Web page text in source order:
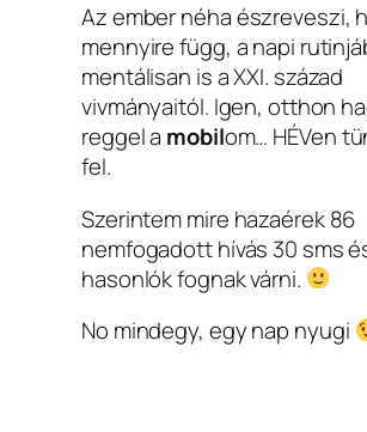
Az ember néha észreveszi,
mennyire függ, a napi
mentálisan is a XXI. század
vivmányaitól. Igen, otthon
reggel a mobilom… HÉVen
fel.
Szerintem mire hazaérek 86
nemfogadott hívás 30 sms
hasonlók fognak várni.
No mindegy, egy nap nyugi